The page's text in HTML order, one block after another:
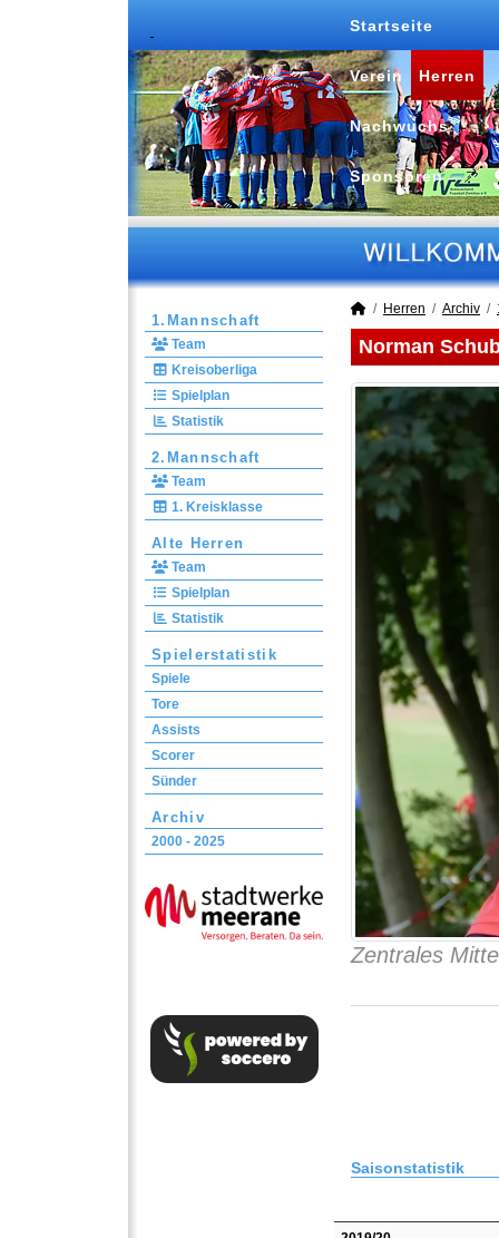
Startseite
Verein Herren
Nachwuchs
Sponsoren
1.Mannschaft
Team
Kreisoberliga
Spielplan
Statistik
2.Mannschaft
Team
1. Kreisklasse
Alte Herren
Team
Spielplan
Statistik
Spielerstatistik
Spiele
Tore
Assists
Scorer
Sünder
Archiv
2000 - 2025
Herren Archiv
Norman
Zentrales
Saisonstatistik